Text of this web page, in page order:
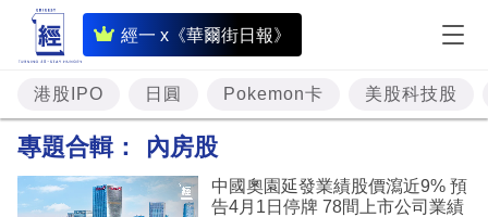
經一 x《華爾街日報》
即
時
財
經
題
港股IPO 日圓 Pokemon卡 美股科技股
專題合輯： 內房股
中國奧園延發業績股價瀉近9% 預
告4月1日停牌 78間上市公司業績